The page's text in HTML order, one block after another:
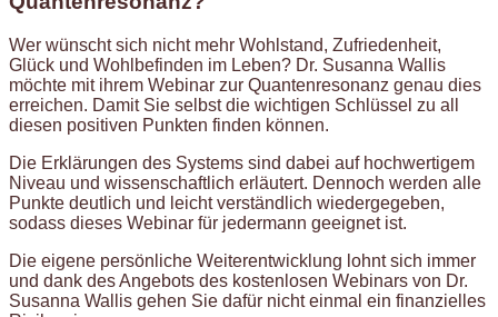
Wer wünscht sich nicht mehr Wohlstand, Zufriedenheit,
Glück und Wohlbefinden im Leben? Dr. Susanna Wallis
möchte mit ihrem Webinar zur Quantenresonanz genau dies
erreichen. Damit Sie selbst die wichtigen Schlüssel zu all
diesen positiven Punkten finden können.
Die Erklärungen des Systems sind dabei auf hochwertigem
Niveau und wissenschaftlich erläutert. Dennoch werden alle
Punkte deutlich und leicht verständlich wiedergegeben,
sodass dieses Webinar für jedermann geeignet ist.
Die eigene persönliche Weiterentwicklung lohnt sich immer
und dank des Angebots des kostenlosen Webinars von Dr.
Susanna Wallis gehen Sie dafür nicht einmal ein finanzielles